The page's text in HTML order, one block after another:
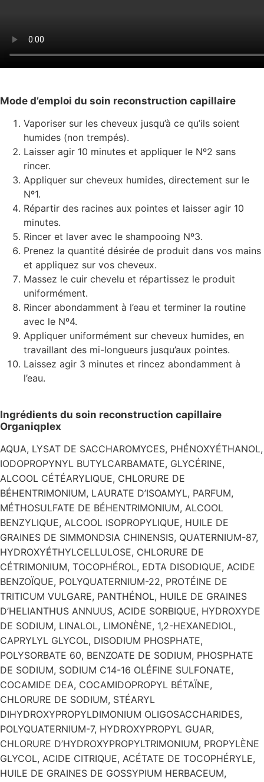
Mode d’emploi du soin reconstruction capillaire
Vaporiser sur les cheveux jusqu’à ce qu’ils soient
humides (non trempés).
Laisser agir 10 minutes et appliquer le Nº2 sans
rincer.
Appliquer sur cheveux humides, directement sur le
Nº1.
Répartir des racines aux pointes et laisser agir 10
minutes.
Rincer et laver avec le shampooing Nº3.
Prenez la quantité désirée de produit dans vos mains
et appliquez sur vos cheveux.
Massez le cuir chevelu et répartissez le produit
uniformément.
Rincer abondamment à l’eau et terminer la routine
avec le Nº4.
Appliquer uniformément sur cheveux humides, en
travaillant des mi-longueurs jusqu’aux pointes.
Laissez agir 3 minutes et rincez abondamment à
l’eau.
Ingrédients du soin reconstruction capillaire
Organiqplex
AQUA, LYSAT DE SACCHAROMYCES, PHÉNOXYÉTHANOL,
IODOPROPYNYL BUTYLCARBAMATE, GLYCÉRINE,
ALCOOL CÉTÉARYLIQUE, CHLORURE DE
BÉHENTRIMONIUM, LAURATE D’ISOAMYL, PARFUM,
MÉTHOSULFATE DE BÉHENTRIMONIUM, ALCOOL
BENZYLIQUE, ALCOOL ISOPROPYLIQUE, HUILE DE
GRAINES DE SIMMONDSIA CHINENSIS, QUATERNIUM-87,
HYDROXYÉTHYLCELLULOSE, CHLORURE DE
CÉTRIMONIUM, TOCOPHÉROL, EDTA DISODIQUE, ACIDE
BENZOÏQUE, POLYQUATERNIUM-22, PROTÉINE DE
TRITICUM VULGARE, PANTHÉNOL, HUILE DE GRAINES
D’HELIANTHUS ANNUUS, ACIDE SORBIQUE, HYDROXYDE
DE SODIUM, LINALOL, LIMONÈNE, 1,2-HEXANEDIOL,
CAPRYLYL GLYCOL, DISODIUM PHOSPHATE,
POLYSORBATE 60, BENZOATE DE SODIUM, PHOSPHATE
DE SODIUM, SODIUM C14-16 OLÉFINE SULFONATE,
COCAMIDE DEA, COCAMIDOPROPYL BÉTAÏNE,
CHLORURE DE SODIUM, STÉARYL
DIHYDROXYPROPYLDIMONIUM OLIGOSACCHARIDES,
POLYQUATERNIUM-7, HYDROXYPROPYL GUAR,
CHLORURE D’HYDROXYPROPYLTRIMONIUM, PROPYLÈNE
GLYCOL, ACIDE CITRIQUE, ACÉTATE DE TOCOPHÉRYLE,
HUILE DE GRAINES DE GOSSYPIUM HERBACEUM,